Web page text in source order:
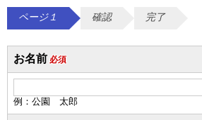
ページ１ 確認 完了
お名前 必須
例：公園 太郎